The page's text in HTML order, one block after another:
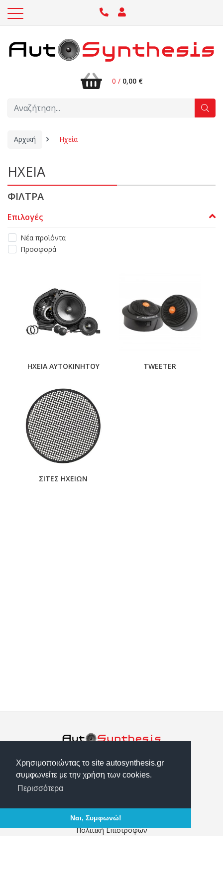
Χρησιμοποιώντας το site autosynthesis.gr
συμφωνείτε με την χρήση των cookies.
Περισσότερα
Ναι, Συμφωνώ!
0 / 0,00 €
Αρχική Ηχεία
ΗΧΕΙΑ
ΦΙΛΤΡΑ
Επιλογές
Νέα προϊόντα
Προσφορά
ΗΧΕΙΑ ΑΥΤΟΚΙΝΗΤΟΥ TWEETER
ΣΙΤΕΣ ΗΧΕΙΩΝ
Θεσσαλονίκης 10 Αγ. Ι. Ρέντης, 18233
2104917374
Τρόποι Πληρωμής
Πολιτική Επιστροφών